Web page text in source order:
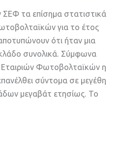
τα επίσημα στατιστικά
για το έτος
ότι ήταν μια
συνολικά. Σύμφωνα
Εταιριών Φωτοβολταϊκών η
σύντομα σε μεγέθη
μεγαβάτ ετησίως. Το